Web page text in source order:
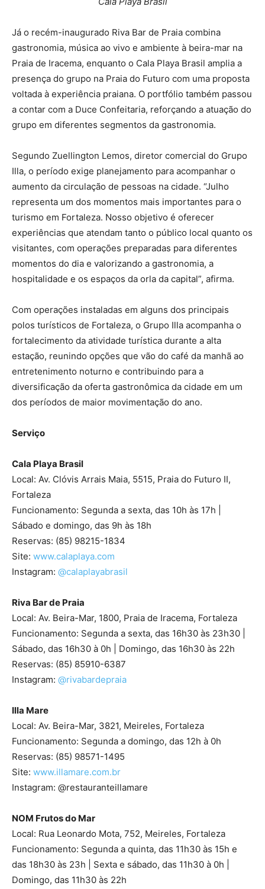
Já o recém-inaugurado Riva Bar de Praia combina
gastronomia, música ao vivo e ambiente à beira-mar na
Praia de Iracema, enquanto o Cala Playa Brasil amplia a
presença do grupo na Praia do Futuro com uma proposta
voltada à experiência praiana. O portfólio também passou
a contar com a Duce Confeitaria, reforçando a atuação do
grupo em diferentes segmentos da gastronomia.
Segundo Zuellington Lemos, diretor comercial do Grupo
Illa, o período exige planejamento para acompanhar o
aumento da circulação de pessoas na cidade. “Julho
representa um dos momentos mais importantes para o
turismo em Fortaleza. Nosso objetivo é oferecer
experiências que atendam tanto o público local quanto os
visitantes, com operações preparadas para diferentes
momentos do dia e valorizando a gastronomia, a
hospitalidade e os espaços da orla da capital”, afirma.
Com operações instaladas em alguns dos principais
polos turísticos de Fortaleza, o Grupo Illa acompanha o
fortalecimento da atividade turística durante a alta
estação, reunindo opções que vão do café da manhã ao
entretenimento noturno e contribuindo para a
diversificação da oferta gastronômica da cidade em um
dos períodos de maior movimentação do ano.
Serviço
Cala Playa Brasil
Local: Av. Clóvis Arrais Maia, 5515, Praia do Futuro II,
Fortaleza
Funcionamento: Segunda a sexta, das 10h às 17h |
Sábado e domingo, das 9h às 18h
Reservas: (85) 98215-1834
Site: www.calaplaya.com
Instagram: @calaplayabrasil
Riva Bar de Praia
Local: Av. Beira-Mar, 1800, Praia de Iracema, Fortaleza
Funcionamento: Segunda a sexta, das 16h30 às 23h30 |
Sábado, das 16h30 à 0h | Domingo, das 16h30 às 22h
Reservas: (85) 85910-6387
Instagram: @rivabardepraia
Illa Mare
Local: Av. Beira-Mar, 3821, Meireles, Fortaleza
Funcionamento: Segunda a domingo, das 12h à 0h
Reservas: (85) 98571-1495
Site: www.illamare.com.br
Instagram: @restauranteillamare
NOM Frutos do Mar
Local: Rua Leonardo Mota, 752, Meireles, Fortaleza
Funcionamento: Segunda a quinta, das 11h30 às 15h e
das 18h30 às 23h | Sexta e sábado, das 11h30 à 0h |
Domingo, das 11h30 às 22h